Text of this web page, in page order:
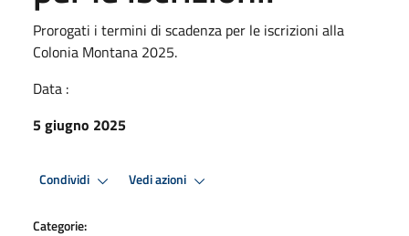
Prorogati i termini di scadenza per le iscrizioni alla
Colonia Montana 2025.
Data :
5 giugno 2025
Condividi Vedi azioni
Categorie: